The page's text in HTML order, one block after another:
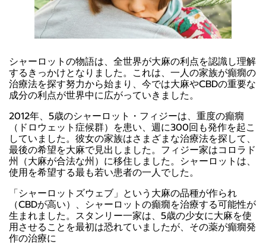
シャーロットの物語は、全世界が大麻の利点を認識し理解
するきっかけとなりました。これは、一人の家族が癲癇の
治療法を探す努力から始まり、今では大麻やCBDの重要な
成分の利点が世界中に広がっていきました。
2012年、5歳のシャーロット・フィジーは、重度の癲癇
（ドロウェット症候群）を患い、週に300回も発作を起こ
していました。彼女の家族はさまざまな治療法を探して、
最後の希望を大麻で見出しました。フィジー家はコロラド
州（大麻が合法な州）に移住しました。シャーロットは、
使用を希望する最も若い患者の一人でした。
「シャーロットズウェブ」という大麻の品種が作られ
（CBDが高い）、シャーロットの癲癇を治療する可能性が
生まれました。スタンリー一家は、5歳の少女に大麻を使
用させることを最初は恐れていましたが、その薬が癲癇発
作の治療に